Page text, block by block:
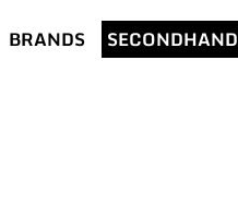
BRANDS SECONDHAND